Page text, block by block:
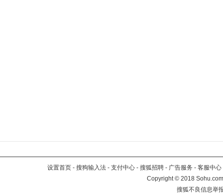
设置首页 - 搜狗输入法 - 支付中心 - 搜狐招聘 - 广告服务 - 客服中心
Copyright©2018
搜狐不良信息举